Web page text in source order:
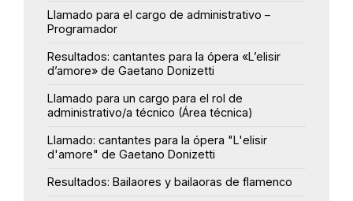
Llamado para el cargo de administrativo –
Programador
Resultados: cantantes para la ópera «L’elisir
d’amore» de Gaetano Donizetti
Llamado para un cargo para el rol de
administrativo/a técnico (Área técnica)
Llamado: cantantes para la ópera "L'elisir
d'amore" de Gaetano Donizetti
Resultados: Bailaores y bailaoras de flamenco